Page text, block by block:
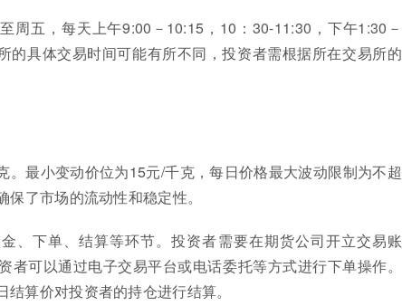
周五，每天上午9:00－10:15，10：30-11:30，下午1:30－
的具体交易时间可能有所不同，投资者需根据所在交易所的
。最小变动价位为15元/千克，每日价格最大波动限制为不超
了市场的流动性和稳定性。
、下单、结算等环节。投资者需要在期货公司开立交易账
者可以通过电子交易平台或电话委托等方式进行下单操作。
算价对投资者的持仓进行结算。